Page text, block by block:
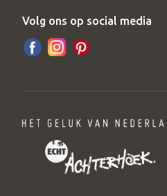
Volg ons op social media